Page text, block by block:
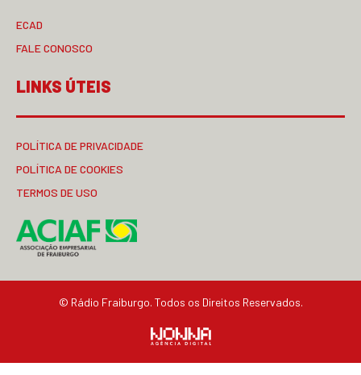
ECAD
FALE CONOSCO
LINKS ÚTEIS
POLÍTICA DE PRIVACIDADE
POLÍTICA DE COOKIES
TERMOS DE USO
© Rádio Fraiburgo. Todos os Direitos Reservados.